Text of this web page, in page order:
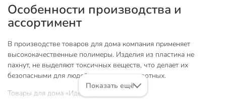
Особенности производства и
ассортимент
В производстве товаров для дома компания применяет
высококачественные полимеры. Изделия из пластика не
пахнут, не выделяют токсичных веществ, что делает их
безопасными для людей и домашних животных.
Товары для дома «Идея» представлены:
Показать ещё